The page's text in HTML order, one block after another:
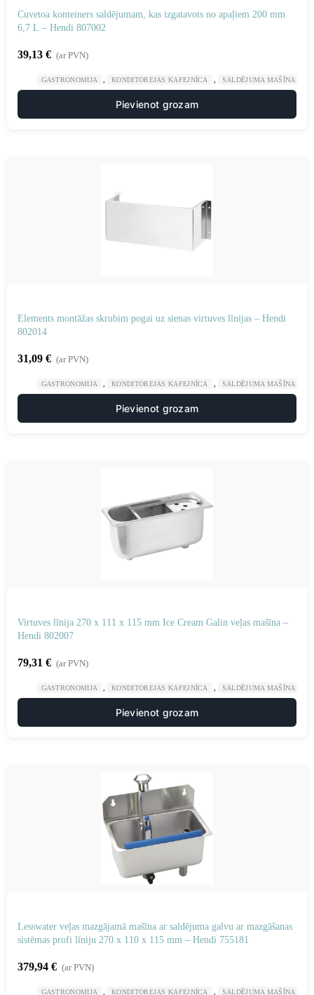
Cuvetoa konteiners saldējumam, kas izgatavots no apaļiem 200 mm
6,7 L – Hendi 807002
39,13 € (ar PVN)
GASTRONOMIJA KONDITOREJAS KAFEJNĪCA SALDĒJUMA MAŠĪNAS
Pievienot grozam
Elements montāžas skrubim pogai uz sienas virtuves līnijas – Hendi
802014
31,09 € (ar PVN)
GASTRONOMIJA KONDITOREJAS KAFEJNĪCA SALDĒJUMA MAŠĪNAS
Pievienot grozam
Virtuves līnija 270 x 111 x 115 mm Ice Cream Galin veļas mašīna –
Hendi 802007
79,31 € (ar PVN)
GASTRONOMIJA KONDITOREJAS KAFEJNĪCA SALDĒJUMA MAŠĪNAS
Pievienot grozam
Lesswater veļas mazgājamā mašīna ar saldējuma galvu ar mazgāšanas
sistēmas profi līniju 270 x 110 x 115 mm – Hendi 755181
379,94 € (ar PVN)
GASTRONOMIJA KONDITOREJAS KAFEJNĪCA SALDĒJUMA MAŠĪNAS